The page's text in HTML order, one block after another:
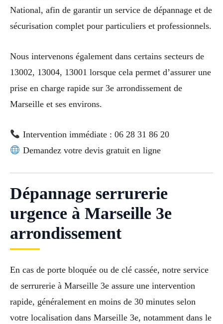
National, afin de garantir un service de dépannage et de
sécurisation complet pour particuliers et professionnels.
Nous intervenons également dans certains secteurs de
13002, 13004, 13001 lorsque cela permet d’assurer une
prise en charge rapide sur 3e arrondissement de
Marseille et ses environs.
Intervention immédiate : 06 28 31 86 20
Demandez votre devis gratuit en ligne
Dépannage serrurerie
urgence à Marseille 3e
arrondissement
En cas de porte bloquée ou de clé cassée, notre service
de serrurerie à Marseille 3e assure une intervention
rapide, généralement en moins de 30 minutes selon
votre localisation dans Marseille 3e, notamment dans le